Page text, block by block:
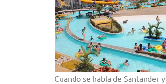
Cuando se habla de Santander